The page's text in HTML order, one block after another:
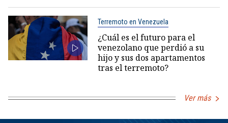
Terremoto en Venezuela
¿Cuál es el futuro para el
venezolano que perdió a su
hijo y sus dos apartamentos
tras el terremoto?
Ver más